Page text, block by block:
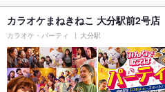
カラオケまねきねこ 大分駅前2号店
カラオケ・パーティ 大分駅